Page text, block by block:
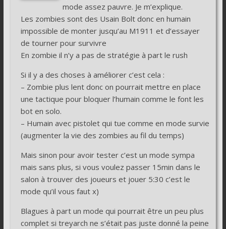
mode assez pauvre. Je m’explique.
Les zombies sont des Usain Bolt donc en humain
impossible de monter jusqu’au M1911 et d’essayer
de tourner pour survivre
En zombie il n’y a pas de stratégie à part le rush
Si il y a des choses à améliorer c’est cela :
– Zombie plus lent donc on pourrait mettre en place
une tactique pour bloquer l’humain comme le font les
bot en solo.
– Humain avec pistolet qui tue comme en mode survie
(augmenter la vie des zombies au fil du temps)
Mais sinon pour avoir tester c’est un mode sympa
mais sans plus, si vous voulez passer 15min dans le
salon à trouver des joueurs et jouer 5:30 c’est le
mode qu’il vous faut x)
Blagues à part un mode qui pourrait être un peu plus
complet si treyarch ne s’était pas juste donné la peine